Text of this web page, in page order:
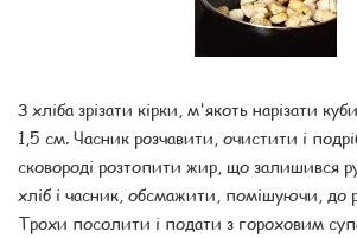
З хліба зрізати кірки, м'якоть нарізати
1,5 см. Часник розчавити, очистити і
сковороді розтопити жир, що залишився
хліб і часник, обсмажити, помішуючи, до
Трохи посолити і подати з гороховим